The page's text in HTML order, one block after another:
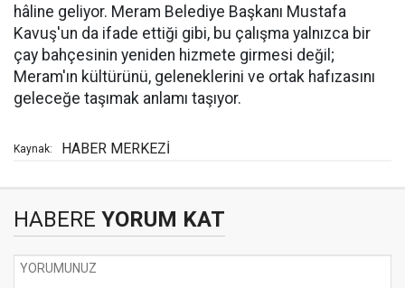
hâline geliyor. Meram Belediye Başkanı Mustafa
Kavuş'un da ifade ettiği gibi, bu çalışma yalnızca bir
çay bahçesinin yeniden hizmete girmesi değil;
Meram'ın kültürünü, geleneklerini ve ortak hafızasını
geleceğe taşımak anlamı taşıyor.
Kaynak: HABER MERKEZİ
HABERE YORUM KAT